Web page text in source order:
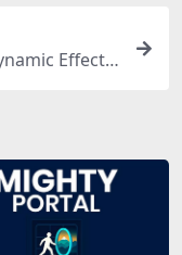
Effects